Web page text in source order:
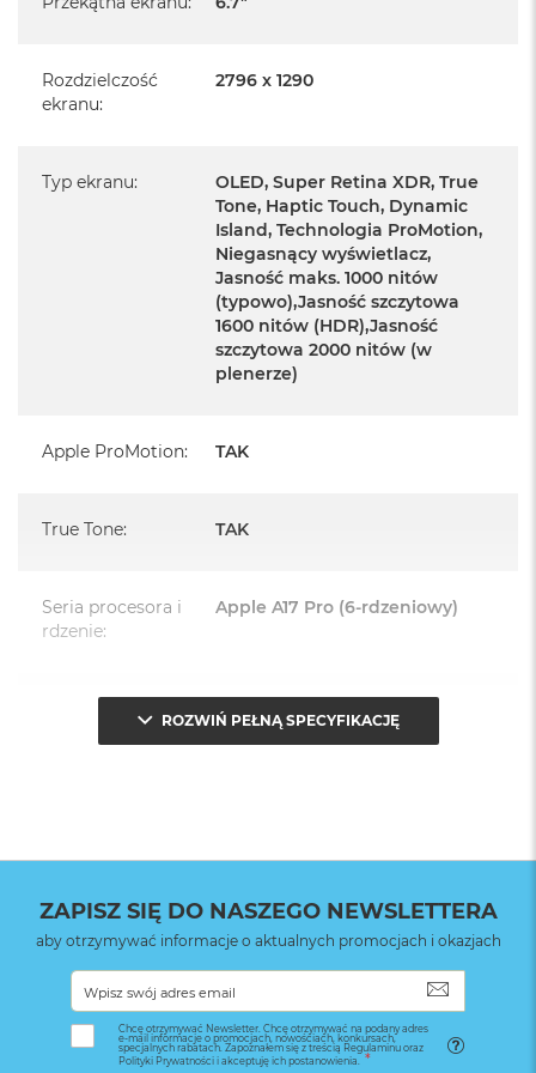
Aparat przód: 12.0 Mpix TrueDepth
Dodatkowe informacje:
Face ID, Skaner LiDAR, Barometr, Żyroskop z szerokim
zakresem dynamicznym, Akcelerometr, Czujnik zbliżeniowy,
Czujnik oświetlenia zewnętrznego, Ładowanie
bezprzewodowe do 15W
Tytan i teksturowane matowe szkło
Rozdzielczość
ekranu:
2796 x 1290
Typ ekranu:
OLED, Super Retina XDR, True
Tone, Haptic Touch, Dynamic
Island, Technologia ProMotion,
Niegasnący wyświetlacz,
Jasność maks. 1000 nitów
(typowo),Jasność szczytowa
1600 nitów (HDR),Jasność
szczytowa 2000 nitów (w
plenerze)
Apple ProMotion: TAK
True Tone: TAK
Seria procesora i
rdzenie:
Apple A17 Pro (6-rdzeniowy)
Apple A17 Pro
Zoom optyczny w
2x zoom optyczny (oddalanie),
(przybliżanie), 10x zoom
optyczny (pełny zakres)
Zoom cyfrowy w
Maks. 25x zoom cyfrowy
ROZWIŃ PEŁNĄ SPECYFIKACJĘ
ZAPISZ SIĘ DO NASZEGO NEWSLETTERA
aby otrzymywać informacje o aktualnych promocjach i okazjach
Chcę otrzymywać Newsletter. Chcę otrzymywać na podany adres
e-mail informacje o promocjach, nowościach, konkursach,
specjalnych rabatach. Zapoznałem się z treścią Regulaminu oraz
Polityki Prywatności i akceptuję ich postanowienia.